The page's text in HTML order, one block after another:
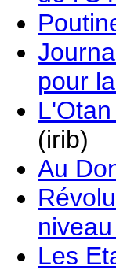
pour
(irib)
Au
Les